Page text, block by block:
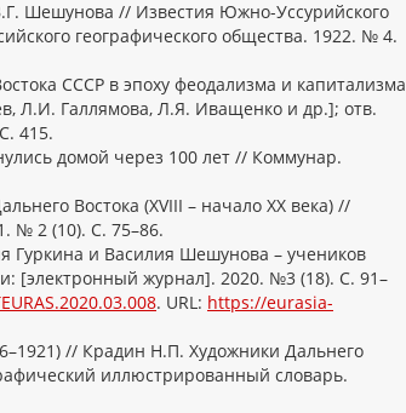
Шешунова // Известия Южно-Уссурийского
географического общества. 1922. № 4.
СССР в эпоху феодализма и капитализма
Л.И. Галлямова, Л.Я. Иващенко и др.]; отв.
415.
домой через 100 лет // Коммунар.
Востока (XVIII – начало XX века) //
№ 2 (10). С. 75–86.
Гуркина и Василия Шешунова – учеников
[электронный журнал]. 2020. №3 (18). С. 91–
. URL: https://eurasia-
// Крадин Н.П. Художники Дальнего
иллюстрированный словарь.